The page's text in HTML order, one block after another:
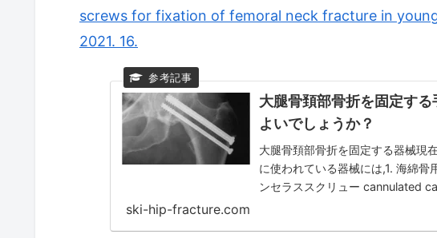
screws for fixation of femoral neck fracture in
2021. 16.
大腿骨頚部骨折を固定す
よいでしょうか？
大腿骨頚部骨折を固定する器械現
に使われている器械には,1. 海綿骨
ンセラススクリュー cannulated
ski-hip-fracture.com